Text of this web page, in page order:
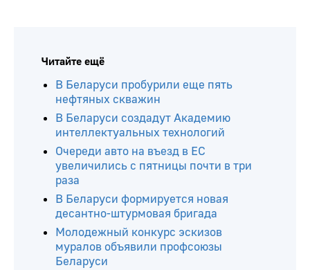
Читайте ещё
В Беларуси пробурили еще пять
нефтяных скважин
В Беларуси создадут Академию
интеллектуальных технологий
Очереди авто на въезд в ЕС
увеличились с пятницы почти в три
раза
В Беларуси формируется новая
десантно-штурмовая бригада
Молодежный конкурс эскизов
муралов объявили профсоюзы
Беларуси